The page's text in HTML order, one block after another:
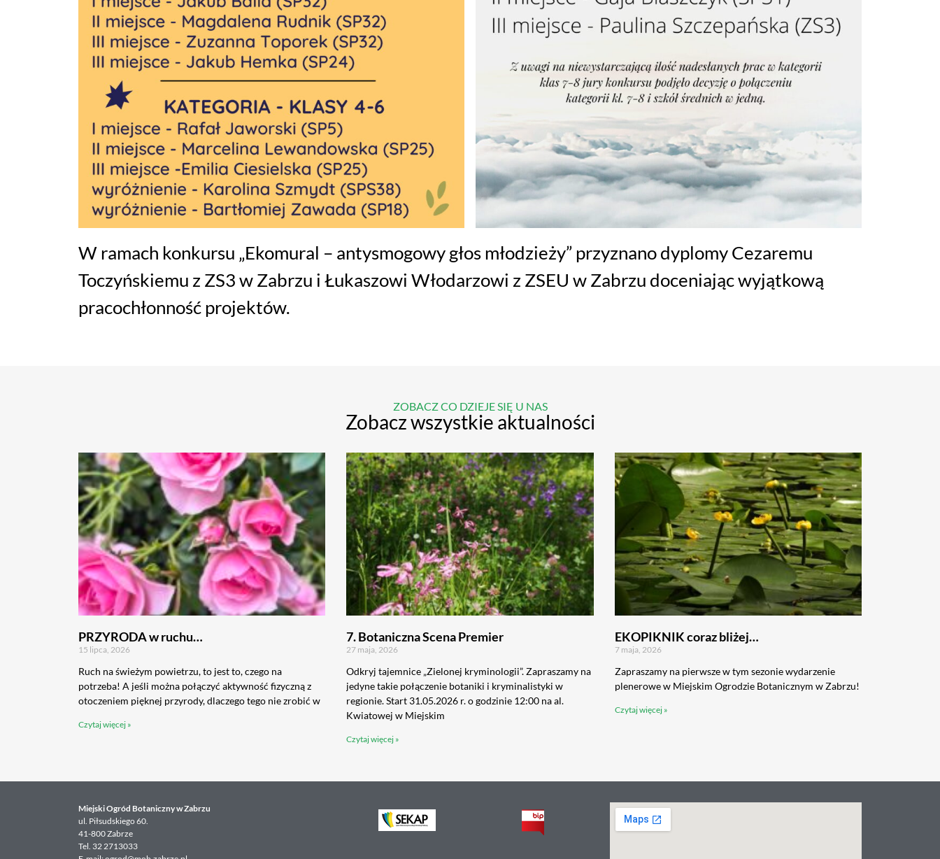
W ramach konkursu „Ekomural – antysmogowy głos młodzieży” przyznano dyplomy Cezaremu
Toczyńskiemu z ZS3 w Zabrzu i Łukaszowi Włodarzowi z ZSEU w Zabrzu doceniając wyjątkową
pracochłonność projektów.
ZOBACZ CO DZIEJE SIĘ U NAS
Zobacz wszystkie aktualności
PRZYRODA w ruchu…
15 lipca, 2026
Ruch na świeżym powietrzu, to jest to, czego na
potrzeba! A jeśli można połączyć aktywność fizyczną z
otoczeniem pięknej przyrody, dlaczego tego nie zrobić w
Czytaj więcej »
7. Botaniczna Scena Premier
27 maja, 2026
Odkryj tajemnice „Zielonej kryminologii”. Zapraszamy na
jedyne takie połączenie botaniki i kryminalistyki w
regionie. Start 31.05.2026 r. o godzinie 12:00 na al.
Kwiatowej w Miejskim
Czytaj więcej »
EKOPIKNIK coraz bliżej…
7 maja, 2026
Zapraszamy na pierwsze w tym sezonie wydarzenie
plenerowe w Miejskim Ogrodzie Botanicznym w Zabrzu!
Czytaj więcej »
Miejski Ogród Botaniczny w Zabrzu
ul. Piłsudskiego 60.
41-800 Zabrze
Tel. 32 2713033